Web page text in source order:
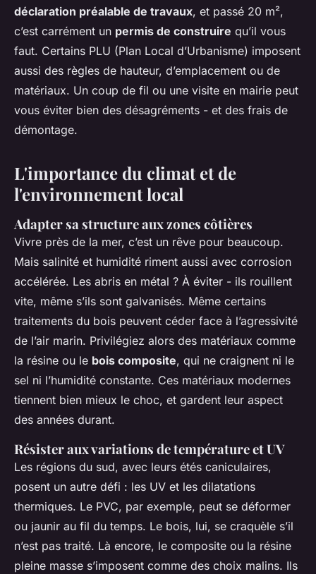
déclaration préalable de travaux, et passé 20 m²,
c’est carrément un permis de construire qu’il vous
faut. Certains PLU (Plan Local d’Urbanisme) imposent
aussi des règles de hauteur, d’emplacement ou de
matériaux. Un coup de fil ou une visite en mairie peut
vous éviter bien des désagréments - et des frais de
démontage.
L'importance du climat et de
l'environnement local
Adapter sa structure aux zones côtières
Vivre près de la mer, c’est un rêve pour beaucoup.
Mais salinité et humidité riment aussi avec corrosion
accélérée. Les abris en métal ? À éviter - ils rouillent
vite, même s’ils sont galvanisés. Même certains
traitements du bois peuvent céder face à l’agressivité
de l’air marin. Privilégiez alors des matériaux comme
la résine ou le bois composite, qui ne craignent ni le
sel ni l’humidité constante. Ces matériaux modernes
tiennent bien mieux le choc, et gardent leur aspect
des années durant.
Résister aux variations de température et UV
Les régions du sud, avec leurs étés caniculaires,
posent un autre défi : les UV et les dilatations
thermiques. Le PVC, par exemple, peut se déformer
ou jaunir au fil du temps. Le bois, lui, se craquèle s’il
n’est pas traité. Là encore, le composite ou la résine
pleine masse s’imposent comme des choix malins. Ils